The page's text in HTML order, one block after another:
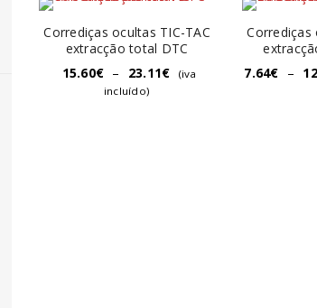
Corrediças ocultas TIC-TAC
extracção total DTC
15.60€ – 23.11€
(iva
incluído)
Corrediças
7.64€ –